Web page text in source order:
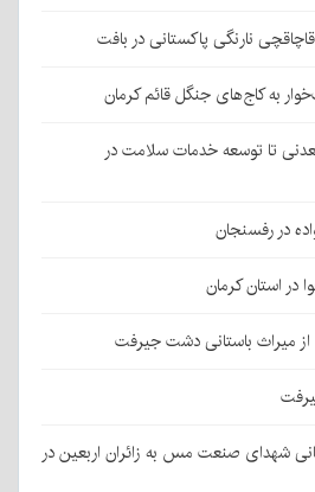
به کاج‌های جنگل قائم کرمان
تا توسعه خدمات سلامت در
در رفسنجان
استان کرمان
میراث باستانی دشت جیرفت
شهدای صنعت مس به زائران اربعین در